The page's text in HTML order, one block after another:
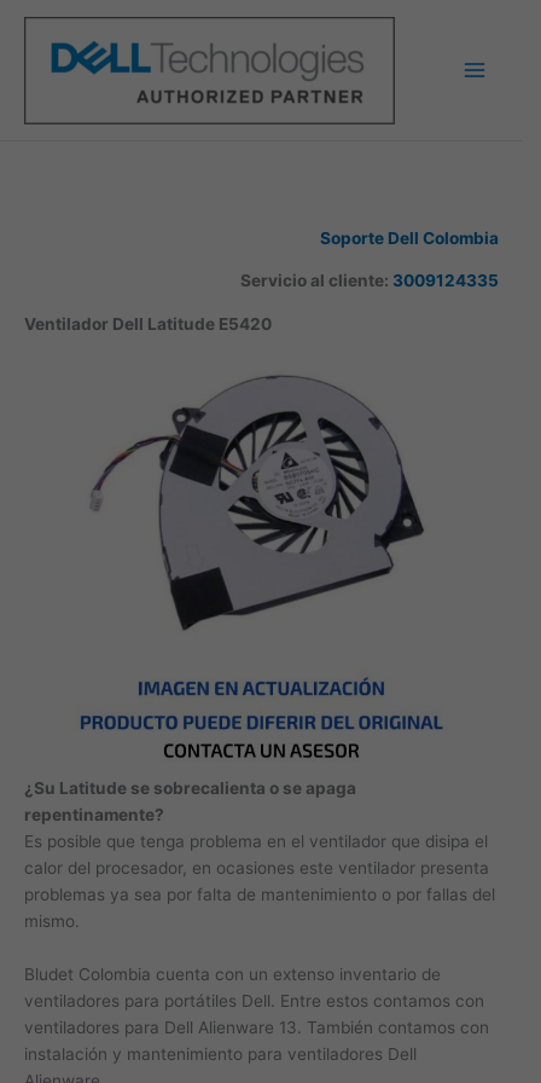
contenido
Soporte Dell Colombia
Servicio al cliente: 3009124335
Ventilador Dell Latitude E5420
¿Su Latitude se sobrecalienta o se apaga
repentinamente?
Es posible que tenga problema en el ventilador que disipa el
calor del procesador, en ocasiones este ventilador presenta
problemas ya sea por falta de mantenimiento o por fallas del
mismo.
Bludet Colombia cuenta con un extenso inventario de
ventiladores para portátiles Dell. Entre estos contamos con
ventiladores para Dell Alienware 13. También contamos con
instalación y mantenimiento para ventiladores Dell